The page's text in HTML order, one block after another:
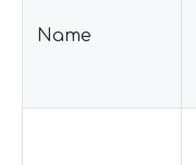
Name